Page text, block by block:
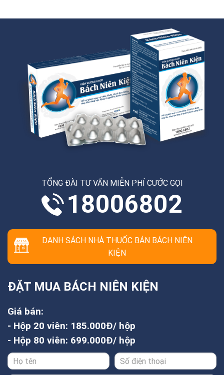
TỔNG ĐÀI TƯ VẤN MIỄN PHÍ CƯỚC GỌI
18006802
DANH SÁCH NHÀ THUỐC BÁN BÁCH NIÊN
KIỆN
ĐẶT MUA BÁCH NIÊN KIỆN
Giá bán:
- Hộp 20 viên: 185.000Đ/ hộp
- Hộp 80 viên: 699.000Đ/ hộp